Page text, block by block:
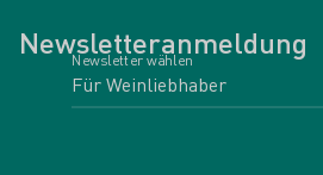
Newsletteranmeldung
Newsletter wählen